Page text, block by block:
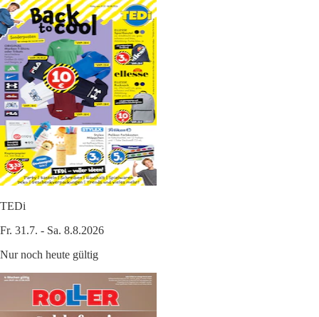
TEDi
Fr. 31.7. - Sa. 8.8.2026
Nur noch heute gültig